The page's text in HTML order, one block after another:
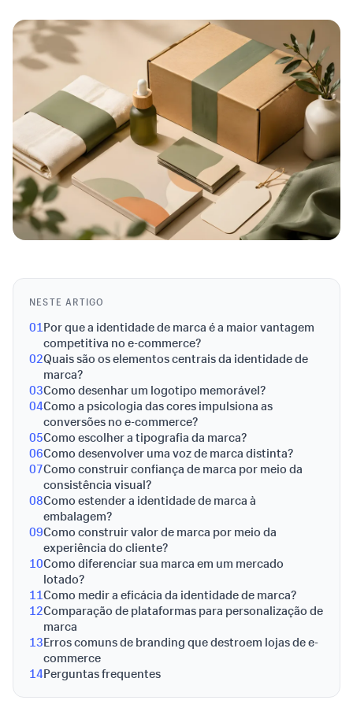
NESTE ARTIGO
01Por que a identidade de marca é a maior vantagem
competitiva no e-commerce?
02Quais são os elementos centrais da identidade de
marca?
03Como desenhar um logotipo memorável?
04Como a psicologia das cores impulsiona as
conversões no e-commerce?
05Como escolher a tipografia da marca?
06Como desenvolver uma voz de marca distinta?
07Como construir confiança de marca por meio da
consistência visual?
08Como estender a identidade de marca à
embalagem?
09Como construir valor de marca por meio da
experiência do cliente?
10Como diferenciar sua marca em um mercado
lotado?
11Como medir a eficácia da identidade de marca?
12Comparação de plataformas para personalização de
marca
13Erros comuns de branding que destroem lojas de e-
commerce
14Perguntas frequentes